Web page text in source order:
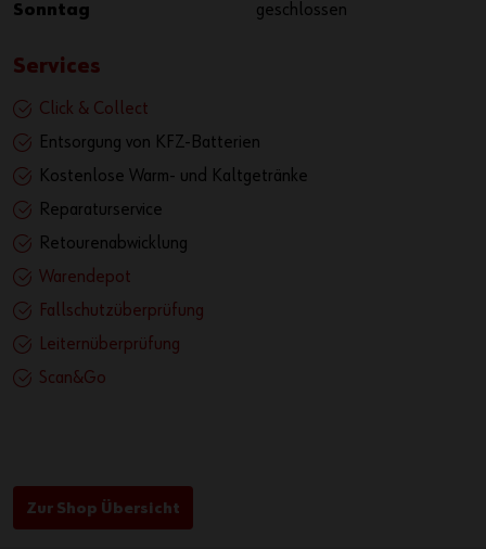
Sonntag geschlossen
Services
Click & Collect
Entsorgung von KFZ-Batterien
Kostenlose Warm- und Kaltgetränke
Reparaturservice
Retourenabwicklung
Warendepot
Fallschutzüberprüfung
Leiternüberprüfung
Scan&Go
Zur Shop Übersicht